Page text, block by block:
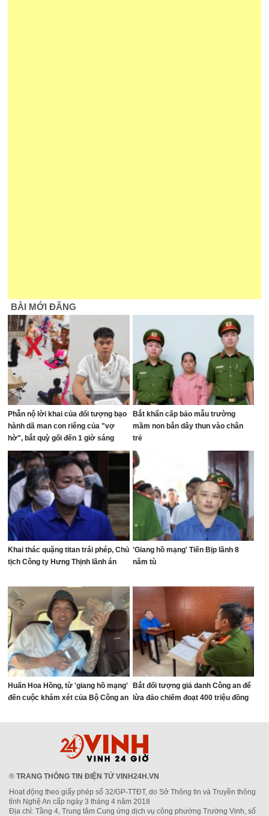
BÀI MỚI ĐĂNG
Phẫn nộ lời khai của đối tượng bạo
hành dã man con riêng của "vợ
hờ", bắt quỳ gối đến 1 giờ sáng
Bắt khẩn cấp bảo mẫu trường
mầm non bắn dây thun vào chân
trẻ
Khai thác quặng titan trái phép, Chủ
tịch Công ty Hưng Thịnh lãnh án
'Giang hồ mạng' Tiến Bịp lãnh 8
năm tù
Huấn Hoa Hồng, từ 'giang hồ mạng'
đến cuộc khám xét của Bộ Công an
Bắt đối tượng giả danh Công an để
lừa đảo chiếm đoạt 400 triệu đồng
® TRANG THÔNG TIN ĐIỆN TỬ VINH24H.VN
Hoạt động theo giấy phép số 32/GP-TTĐT, do Sở Thông tin và Truyền thông
tỉnh Nghệ An cấp ngày 3 tháng 4 năm 2018
Địa chỉ: Tầng 4, Trung tâm Cung ứng dịch vụ công phường Trường Vinh, số